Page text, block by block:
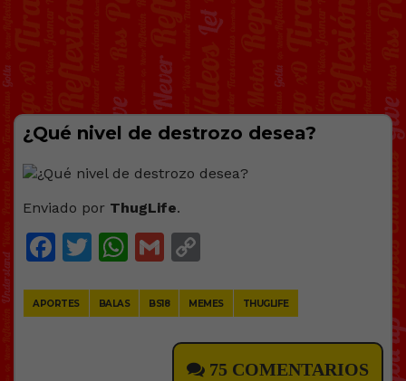
¿Qué nivel de destrozo desea?
Enviado por ThugLife.
Facebook
Twitter
WhatsApp
Gmail
APORTES BALAS BS18 MEMES THUGLIFE
75 COMENTARIOS